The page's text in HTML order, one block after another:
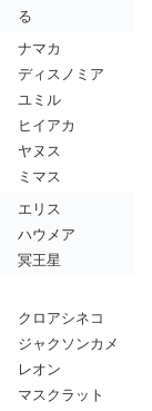
る
ナマカ
ディスノミア
ユミル
ヒイアカ
ヤヌス
ミマス
エリス
ハウメア
冥王星
クロアシネコ
ジャクソンカメ
レオン
マスクラット